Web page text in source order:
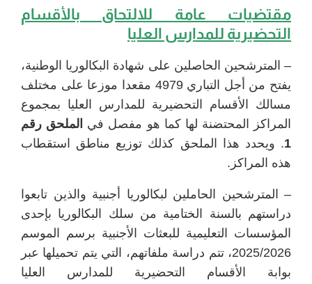
مقتضيات عامة للالتحاق بالأقسام
التحضيرية للمدارس العليا
– المترشحين الحاصلين على شهادة البكالوريا الوطنية،
يفتح من أجل التباري 4979 مقعدا موزعا على مختلف
مسالك الأقسام التحضيرية للمدارس العليا بمجموع
المراكز المحتضنة لها كما هو مفصل في الملحق رقم
1. ويحدد هذا الملحق كذلك توزيع مناطق استقطاب
هذه المراكز.
– المترشحين الحاملين لبكالوريا أجنبية والذين تابعوا
دراستهم بالسنة الختامية من سلك البكالوريا بإحدى
المؤسسات التعليمية للبعثات الأجنبية برسم الموسم
2025/2026، تتم دراسة ملفاتهم، التي يتم تحميلها عبر
بوابة الأقسام التحضيرية للمدارس العليا